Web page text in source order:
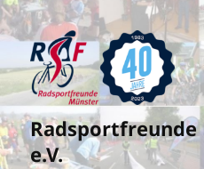
e.V.